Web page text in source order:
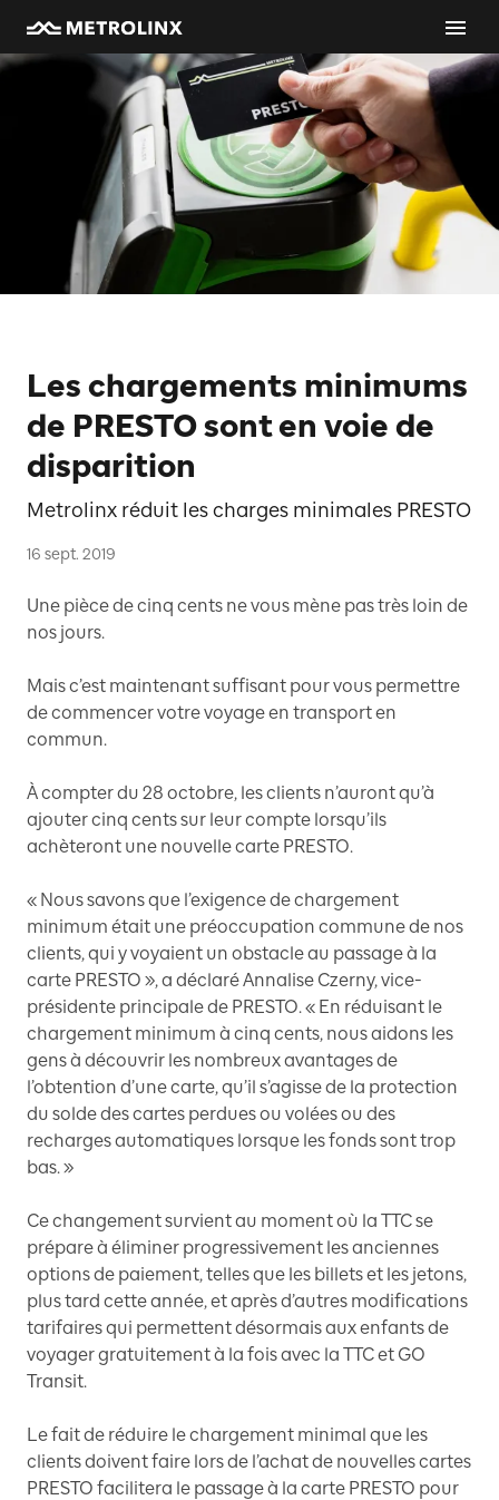
Les chargements minimums
de PRESTO sont en voie de
disparition
Metrolinx réduit les charges minimales PRESTO
16 sept. 2019
Une pièce de cinq cents ne vous mène pas très loin de
nos jours.
Mais c’est maintenant suffisant pour vous permettre
de commencer votre voyage en transport en
commun.
À compter du 28 octobre, les clients n’auront qu’à
ajouter cinq cents sur leur compte lorsqu’ils
achèteront une nouvelle carte PRESTO.
« Nous savons que l’exigence de chargement
minimum était une préoccupation commune de nos
clients, qui y voyaient un obstacle au passage à la
carte PRESTO », a déclaré Annalise Czerny, vice-
présidente principale de PRESTO. « En réduisant le
chargement minimum à cinq cents, nous aidons les
gens à découvrir les nombreux avantages de
l’obtention d’une carte, qu’il s’agisse de la protection
du solde des cartes perdues ou volées ou des
recharges automatiques lorsque les fonds sont trop
bas. »
Ce changement survient au moment où la TTC se
prépare à éliminer progressivement les anciennes
options de paiement, telles que les billets et les jetons,
plus tard cette année, et après d’autres modifications
tarifaires qui permettent désormais aux enfants de
voyager gratuitement à la fois avec la TTC et GO
Transit.
Le fait de réduire le chargement minimal que les
clients doivent faire lors de l’achat de nouvelles cartes
PRESTO facilitera le passage à la carte PRESTO pour